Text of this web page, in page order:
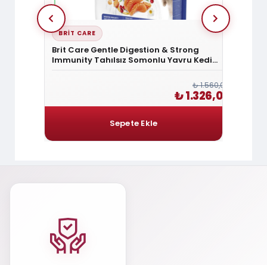
BRIT CARE
Brit Care Gentle Digestion & Strong
Immunity Tahılsız Somonlu Yavru Kedi
₺ 1.560,00
₺ 1.326,00